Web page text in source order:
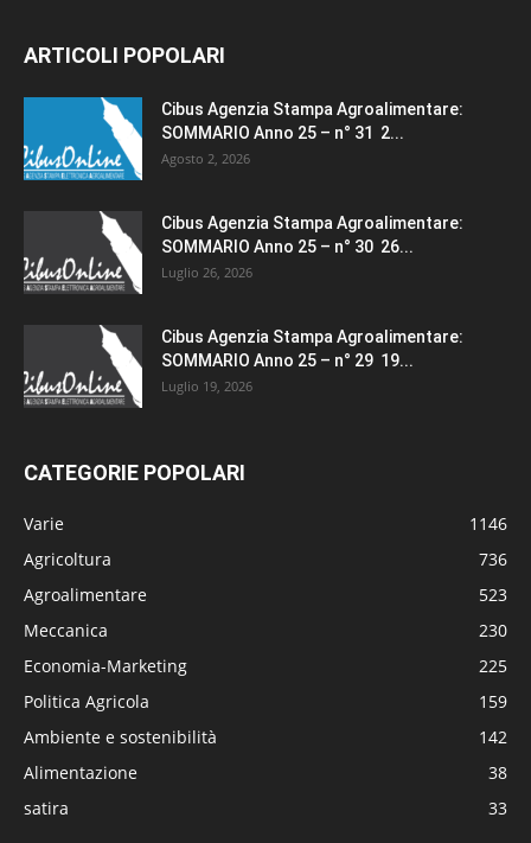
ARTICOLI POPOLARI
Cibus Agenzia Stampa Agroalimentare:
SOMMARIO Anno 25 – n° 31 2...
Agosto 2, 2026
Cibus Agenzia Stampa Agroalimentare:
SOMMARIO Anno 25 – n° 30 26...
Luglio 26, 2026
Cibus Agenzia Stampa Agroalimentare:
SOMMARIO Anno 25 – n° 29 19...
Luglio 19, 2026
CATEGORIE POPOLARI
Varie
1146
Agricoltura
736
Agroalimentare
523
Meccanica
230
Economia-Marketing
225
Politica Agricola
159
Ambiente e sostenibilità
142
Alimentazione
38
satira
33